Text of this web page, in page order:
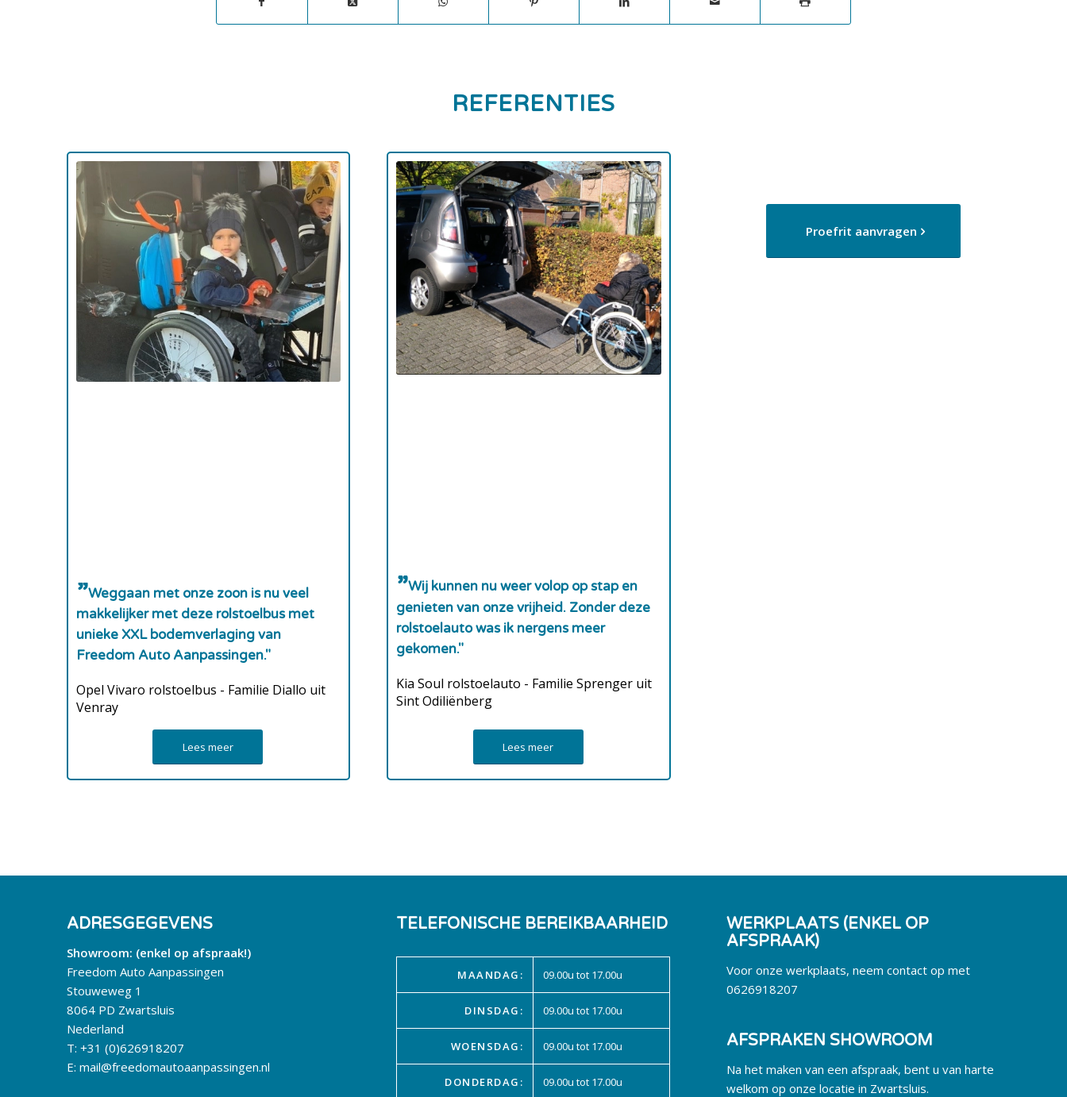
REFERENTIES
Weggaan met onze zoon is nu veel
makkelijker met deze rolstoelbus met
unieke XXL bodemverlaging van
Freedom Auto Aanpassingen."
Opel Vivaro rolstoelbus - Familie Diallo uit
Venray
Lees meer
Wij kunnen nu weer volop op stap en
genieten van onze vrijheid. Zonder deze
rolstoelauto was ik nergens meer
gekomen."
Kia Soul rolstoelauto - Familie Sprenger uit
Sint Odiliënberg
Lees meer
Proefrit aanvragen
ADRESGEGEVENS
Showroom: (enkel op afspraak!)
Freedom Auto Aanpassingen
Stouweweg 1
8064 PD Zwartsluis
Nederland
T: +31 (0)626918207
E: mail@freedomautoaanpassingen.nl
TELEFONISCHE BEREIKBAARHEID
MAANDAG: 09.00u tot 17.00u
DINSDAG: 09.00u tot 17.00u
WOENSDAG: 09.00u tot 17.00u
DONDERDAG: 09.00u tot 17.00u
WERKPLAATS (ENKEL OP
AFSPRAAK)
Voor onze werkplaats, neem contact op met
0626918207
AFSPRAKEN SHOWROOM
Na het maken van een afspraak, bent u van harte
welkom op onze locatie in Zwartsluis.